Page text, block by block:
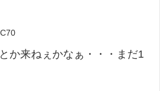
か来ねぇかなぁ・・・まだ1